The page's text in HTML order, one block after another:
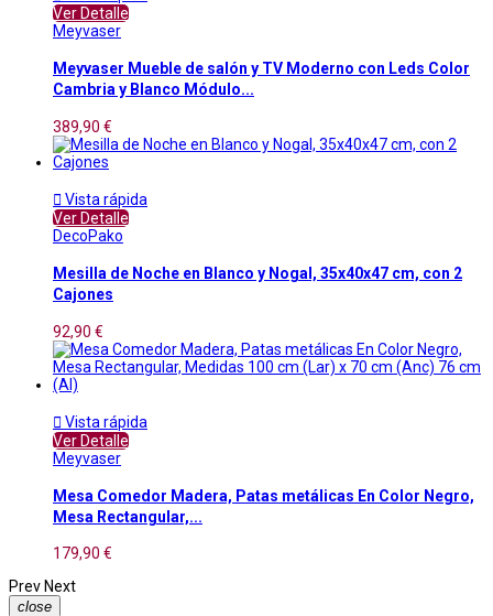
Ver Detalle
Meyvaser
Meyvaser Mueble de salón y TV Moderno con Leds Color
Cambria y Blanco Módulo...
389,90 €
 Vista rápida
Ver Detalle
DecoPako
Mesilla de Noche en Blanco y Nogal, 35x40x47 cm, con 2
Cajones
92,90 €
 Vista rápida
Ver Detalle
Meyvaser
Mesa Comedor Madera, Patas metálicas En Color Negro,
Mesa Rectangular,...
179,90 €
Prev Next
close